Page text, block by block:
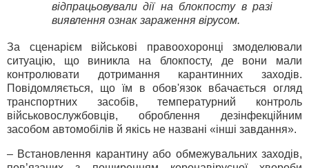
відпрацьовували дії на блокпосту в разі
виявлення ознак зараження вірусом.
За сценарієм військові правоохоронці змоделювали
ситуацію, що виникла на блокпосту, де вони мали
контролювати дотримання карантинних заходів.
Повідомляється, що їм в обов'язок вбачається огляд
транспортних засобів, температурний контроль
військовослужбовців, оброблення дезінфекційним
засобом автомобілів й якісь не названі «інші завдання».
– Встановлення карантину або обмежувальних заходів,